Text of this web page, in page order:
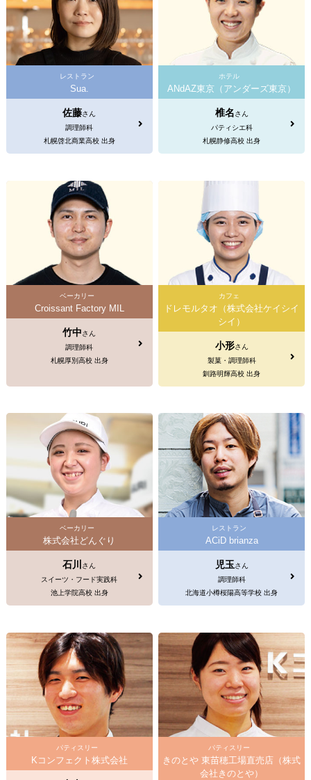
レストラン
Sua.
佐藤さん
調理師科
札幌啓北商業高校 出身
ホテル
ANdAZ東京（アンダーズ東京）
椎名さん
パティシエ科
札幌静修高校 出身
ベーカリー
Croissant Factory MIL
竹中さん
調理師科
札幌厚別高校 出身
カフェ
ドレモルタオ（株式会社ケイシイ
シイ）
小形さん
製菓・調理師科
釧路明輝高校 出身
ベーカリー
株式会社どんぐり
石川 さん
スイーツ・フード実践科
池上学院高校 出身
レストラン
ACiD brianza
児玉さん
調理師科
北海道小樽桜陽高等学校 出身
パティスリー
Kコンフェクト株式会社
パティスリー
きのとや 東苗穂工場直売店（株式
会社きのとや）